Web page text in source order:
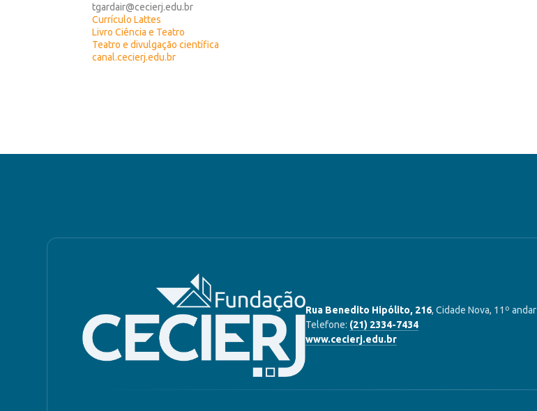
tgardair@cecierj.edu.br
Currículo Lattes
Livro Ciência e Teatro
Teatro e divulgação científica
canal.cecierj.edu.br
Rua Benedito Hipólito, 216, Cidade Nova, 11º andar
Telefone: (21) 2334-7434
www.cecierj.edu.br